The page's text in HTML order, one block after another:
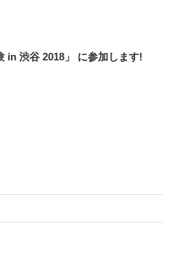
in 渋谷 2018」 に参加します!